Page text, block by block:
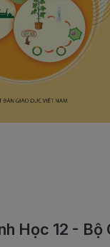
Học 12 - Bộ